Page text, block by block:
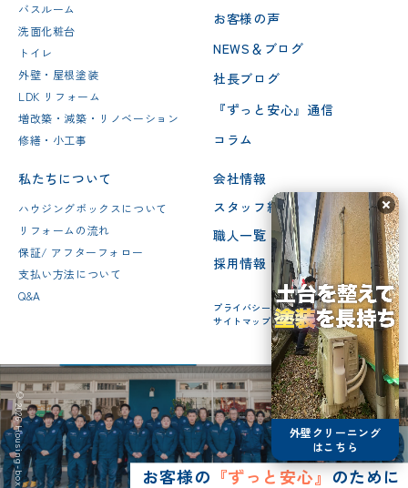
バスルーム
洗面化粧台
トイレ
外壁・屋根塗装
LDK リフォーム
増改築・減築・リノベーション
修繕・小工事
お客様の声
NEWS＆ブログ
社長ブログ
『ずっと安心』通信
コラム
私たちについて
ハウジングボックスについて
リフォームの流れ
保証/ アフターフォロー
支払い方法について
Q&A
会社情報
スタッフ紹介
職人一覧
採用情報
プライバシーポリシー
サイトマップ
お客様の 『ずっと安心』のために
© 2026 Housing-box Inc.
外壁クリーニング
はこちら